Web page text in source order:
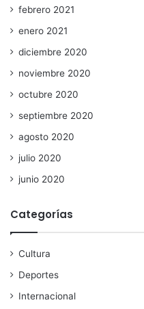
febrero 2021
enero 2021
diciembre 2020
noviembre 2020
octubre 2020
septiembre 2020
agosto 2020
julio 2020
junio 2020
Categorías
Cultura
Deportes
Internacional